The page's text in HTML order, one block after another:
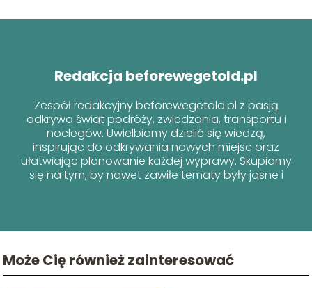
Redakcja beforewegetold.pl
Zespół redakcyjny beforewegetold.pl z pasją
odkrywa świat podróży, zwiedzania, transportu i
noclegów. Uwielbiamy dzielić się wiedzą,
inspirując do odkrywania nowych miejsc oraz
ułatwiając planowanie każdej wyprawy. Skupiamy
się na tym, by nawet zawiłe tematy były jasne i
Może Cię również zainteresować